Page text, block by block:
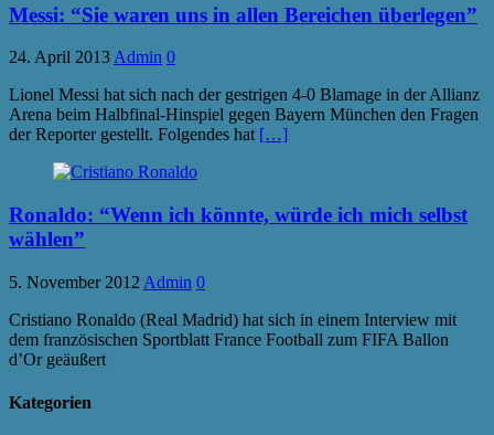
Messi: “Sie waren uns in allen Bereichen überlegen”
24. April 2013 Admin 0
Lionel Messi hat sich nach der gestrigen 4-0 Blamage in der Allianz
Arena beim Halbfinal-Hinspiel gegen Bayern München den Fragen
der Reporter gestellt. Folgendes hat […]
Ronaldo: “Wenn ich könnte, würde ich mich selbst
wählen”
5. November 2012 Admin 0
Cristiano Ronaldo (Real Madrid) hat sich in einem Interview mit
dem französischen Sportblatt France Football zum FIFA Ballon
d’Or geäußert
Kategorien